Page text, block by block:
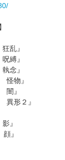
乱』
縛』
念』
怪物』
闇』
異形２』
』
』